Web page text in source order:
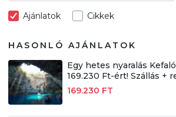
Ajánlatok Cikkek
HASONLÓ AJÁNLATOK
Egy hetes nyaralás
169.230 Ft-ért! Szállás +
169.230 FT